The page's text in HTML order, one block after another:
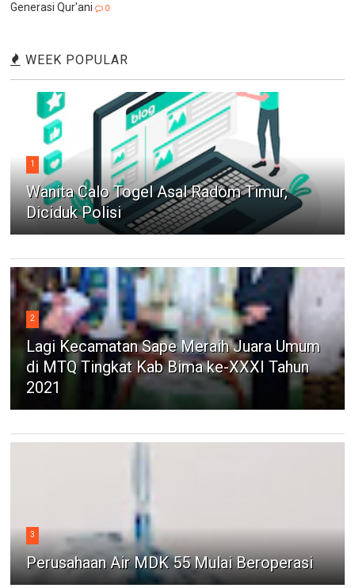
Generasi Qur'ani
0
WEEK POPULAR
1
Wanita Calo Togel Asal Radom Timur,
Diciduk Polisi
2
Lagi Kecamatan Sape Meraih Juara Umum
di MTQ Tingkat Kab Bima ke-XXXI Tahun
2021
3
Perusahaan Air MDK 55 Mulai Beroperasi